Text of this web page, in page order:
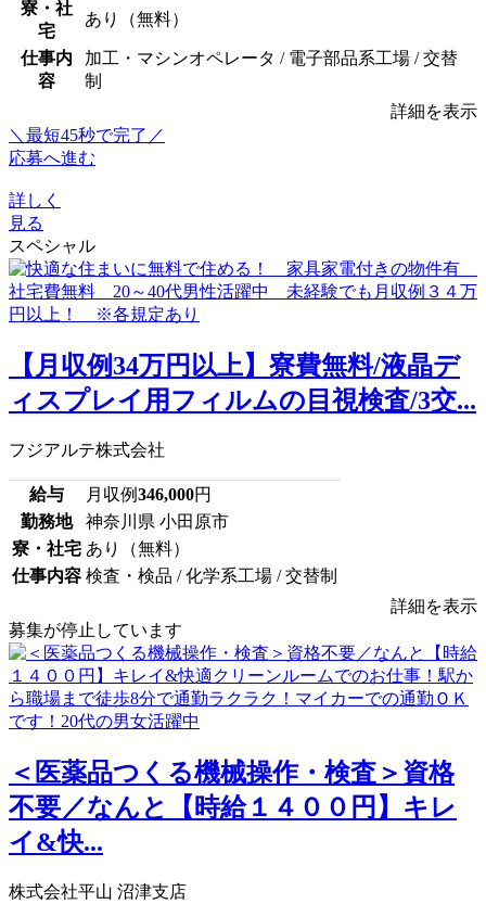
寮・社
宅
あり（無料）
仕事内
容
加工・マシンオペレータ / 電子部品系工場 / 交替
制
詳細を表示
＼最短45秒で完了／
応募へ進む
詳しく
見る
スペシャル
【月収例34万円以上】寮費無料/液晶デ
ィスプレイ用フィルムの目視検査/3交...
フジアルテ株式会社
給与 月収例346,000円
勤務地
神奈川県 小田原市
寮・社宅 あり（無料）
仕事内容 検査・検品 / 化学系工場 / 交替制
詳細を表示
募集が停止しています
＜医薬品つくる機械操作・検査＞資格
不要／なんと【時給１４００円】キレ
イ&快...
株式会社平山 沼津支店